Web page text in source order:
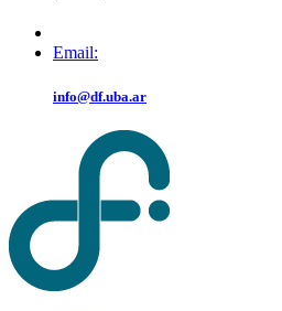
Email:
info@df.uba.ar